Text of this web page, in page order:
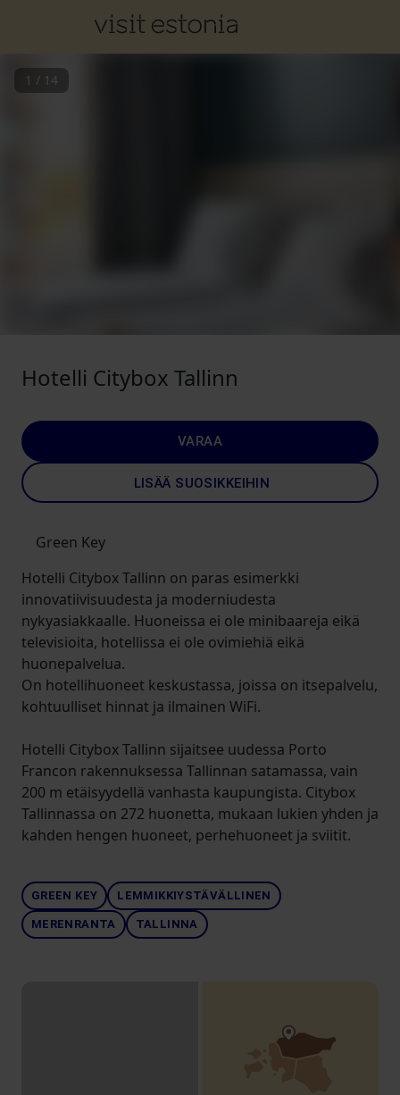
1 / 14
Hotelli Citybox Tallinn
VARAA
LISÄÄ SUOSIKKEIHIN
Green Key
Hotelli Citybox Tallinn on paras esimerkki
innovatiivisuudesta ja moderniudesta
nykyasiakkaalle. Huoneissa ei ole minibaareja eikä
televisioita, hotellissa ei ole ovimiehiä eikä
huonepalvelua.
On hotellihuoneet keskustassa, joissa on itsepalvelu,
kohtuulliset hinnat ja ilmainen WiFi.
Hotelli Citybox Tallinn sijaitsee uudessa Porto
Francon rakennuksessa Tallinnan satamassa, vain
200 m etäisyydellä vanhasta kaupungista. Citybox
Tallinnassa on 272 huonetta, mukaan lukien yhden ja
kahden hengen huoneet, perhehuoneet ja sviitit.
GREEN KEY LEMMIKKIYSTÄVÄLLINEN
MERENRANTA TALLINNA